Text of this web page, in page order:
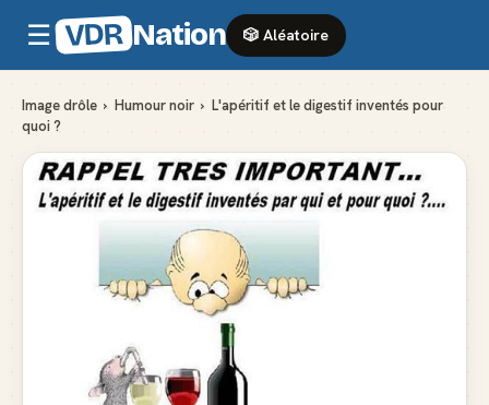
☰ VDR Nation 🎲 Aléatoire
Image drôle › Humour noir › L'apéritif et le digestif inventés pour
quoi ?